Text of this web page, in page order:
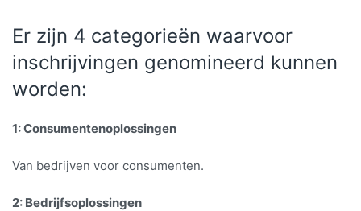
Er zijn 4 categorieën waarvoor
inschrijvingen genomineerd kunnen
worden:
1: Consumentenoplossingen
Van bedrijven voor consumenten.
2: Bedrijfsoplossingen